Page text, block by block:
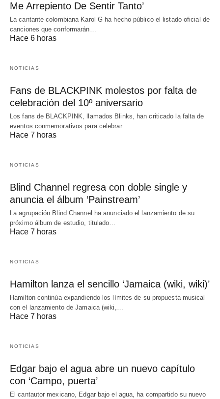
Me Arrepiento De Sentir Tanto’
La cantante colombiana Karol G ha hecho público el listado oficial de
canciones que conformarán…
Hace 6 horas
NOTICIAS
Fans de BLACKPINK molestos por falta de
celebración del 10º aniversario
Los fans de BLACKPINK, llamados Blinks, han criticado la falta de
eventos conmemorativos para celebrar…
Hace 7 horas
NOTICIAS
Blind Channel regresa con doble single y
anuncia el álbum ‘Painstream’
La agrupación Blind Channel ha anunciado el lanzamiento de su
próximo álbum de estudio, titulado…
Hace 7 horas
NOTICIAS
Hamilton lanza el sencillo ‘Jamaica (wiki, wiki)’
Hamilton continúa expandiendo los límites de su propuesta musical
con el lanzamiento de Jamaica (wiki,…
Hace 7 horas
NOTICIAS
Edgar bajo el agua abre un nuevo capítulo
con ‘Campo, puerta’
El cantautor mexicano, Edgar bajo el agua, ha compartido su nuevo